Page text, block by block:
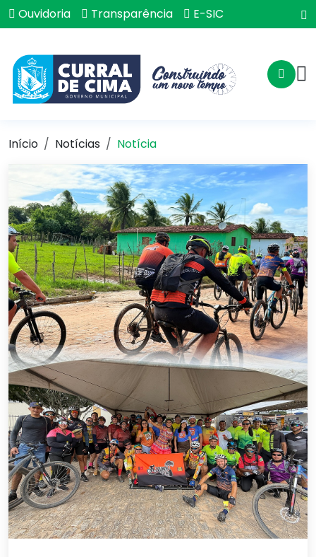
Ouvidoria Transparência E-SIC
Início Notícias Notícia